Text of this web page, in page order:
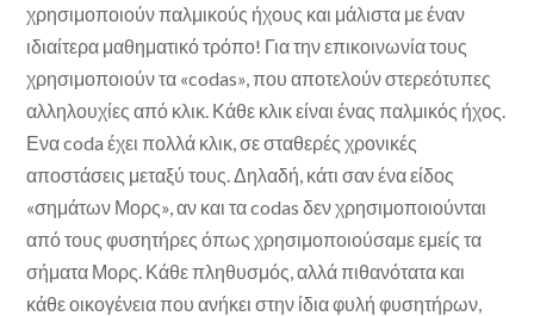
χρησιμοποιούν παλμικούς ήχους και μάλιστα με έναν
ιδιαίτερα μαθηματικό τρόπο! Για την επικοινωνία τους
χρησιμοποιούν τα «codas», που αποτελούν στερεότυπες
αλληλουχίες από κλικ. Κάθε κλικ είναι ένας παλμικός ήχος.
Ενα coda έχει πολλά κλικ, σε σταθερές χρονικές
αποστάσεις μεταξύ τους. Δηλαδή, κάτι σαν ένα είδος
«σημάτων Μορς», αν και τα codas δεν χρησιμοποιούνται
από τους φυσητήρες όπως χρησιμοποιούσαμε εμείς τα
σήματα Μορς. Κάθε πληθυσμός, αλλά πιθανότατα και
κάθε οικογένεια που ανήκει στην ίδια φυλή φυσητήρων,